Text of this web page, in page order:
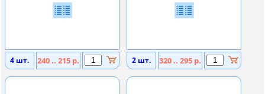
4 шт. 240 .. 215 р. 2 шт. 320 .. 295 р.